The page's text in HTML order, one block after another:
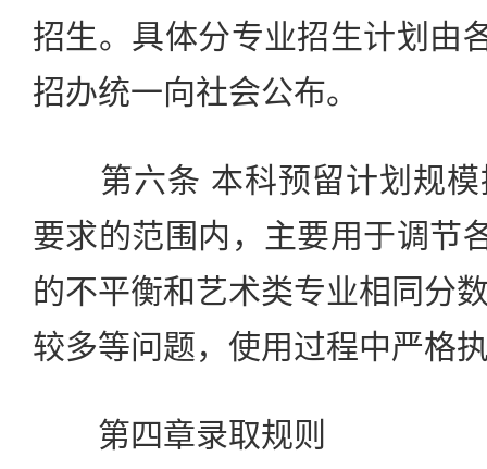
招生。具体分专业招生计划由
招办统一向社会公布。
第六条 本科预留计划规模
要求的范围内，主要用于调节
的不平衡和艺术类专业相同分
较多等问题，使用过程中严格
第四章录取规则